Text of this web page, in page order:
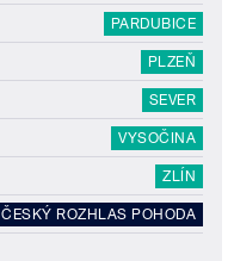
PARDUBICE
PLZEŇ
SEVER
VYSOČINA
ZLÍN
ČESKÝ ROZHLAS POHODA